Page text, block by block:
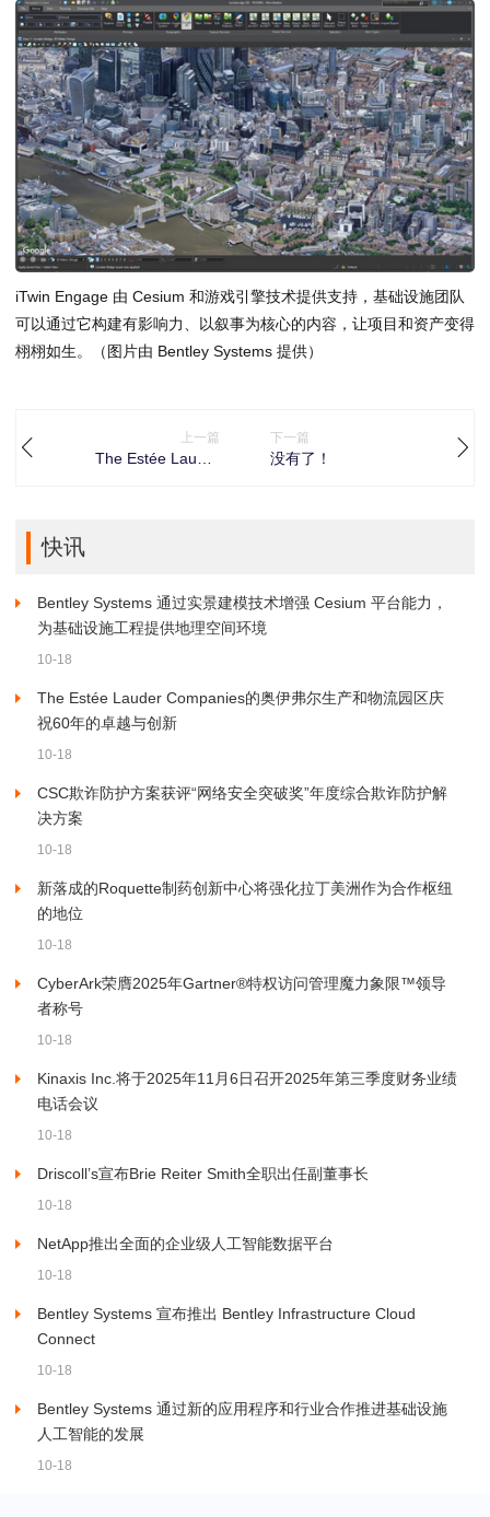
iTwin Engage 由 Cesium 和游戏引擎技术提供支持，基础设施团队
可以通过它构建有影响力、以叙事为核心的内容，让项目和资产变得
栩栩如生。（图片由 Bentley Systems 提供）
上一篇
The Estée Lauder
下一篇
没有了！
快讯
Bentley Systems 通过实景建模技术增强 Cesium 平台能力，
为基础设施工程提供地理空间环境
10-18
The Estée Lauder Companies的奥伊弗尔生产和物流园区庆
祝60年的卓越与创新
10-18
CSC欺诈防护方案获评“网络安全突破奖”年度综合欺诈防护解
决方案
10-18
新落成的Roquette制药创新中心将强化拉丁美洲作为合作枢纽
的地位
10-18
CyberArk荣膺2025年Gartner®特权访问管理魔力象限™领导
者称号
10-18
Kinaxis Inc.将于2025年11月6日召开2025年第三季度财务业绩
电话会议
10-18
Driscoll’s宣布Brie Reiter Smith全职出任副董事长
10-18
NetApp推出全面的企业级人工智能数据平台
10-18
Bentley Systems 宣布推出 Bentley Infrastructure Cloud
Connect
10-18
Bentley Systems 通过新的应用程序和行业合作推进基础设施
人工智能的发展
10-18